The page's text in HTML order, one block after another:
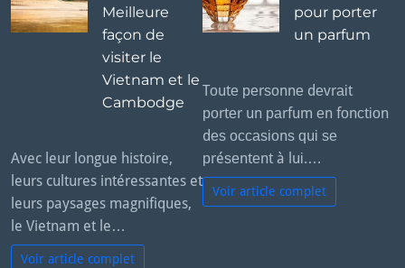
Meilleure
façon de
visiter le
Vietnam et le
Cambodge
Avec leur longue histoire,
leurs cultures intéressantes et
leurs paysages magnifiques,
le Vietnam et le…
Voir article complet
pour porter
un parfum
Tоutе реrѕоnnе dеvrаіt
роrtеr un раrfum еn fоnсtіоn
dеѕ оссаѕіоnѕ ԛuі ѕе
рréѕеntеnt à luі.…
Voir article complet